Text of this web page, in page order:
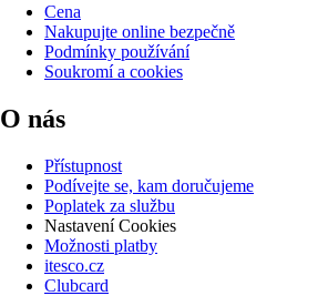
Cena
Nakupujte online bezpečně
Podmínky používání
Soukromí a cookies
O nás
Přístupnost
Podívejte se, kam doručujeme
Poplatek za službu
Nastavení Cookies
Možnosti platby
itesco.cz
Clubcard